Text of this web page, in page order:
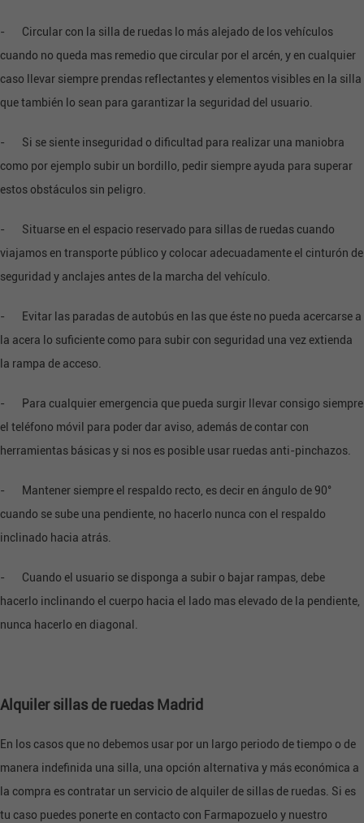
- Circular con la silla de ruedas lo más alejado de los vehículos
cuando no queda mas remedio que circular por el arcén, y en cualquier
caso llevar siempre prendas reflectantes y elementos visibles en la silla
que también lo sean para garantizar la seguridad del usuario.
- Si se siente inseguridad o dificultad para realizar una maniobra
como por ejemplo subir un bordillo, pedir siempre ayuda para superar
estos obstáculos sin peligro.
- Situarse en el espacio reservado para sillas de ruedas cuando
viajamos en transporte público y colocar adecuadamente el cinturón de
seguridad y anclajes antes de la marcha del vehículo.
- Evitar las paradas de autobús en las que éste no pueda acercarse a
la acera lo suficiente como para subir con seguridad una vez extienda
la rampa de acceso.
- Para cualquier emergencia que pueda surgir llevar consigo siempre
el teléfono móvil para poder dar aviso, además de contar con
herramientas básicas y si nos es posible usar ruedas anti-pinchazos.
- Mantener siempre el respaldo recto, es decir en ángulo de 90°
cuando se sube una pendiente, no hacerlo nunca con el respaldo
inclinado hacia atrás.
- Cuando el usuario se disponga a subir o bajar rampas, debe
hacerlo inclinando el cuerpo hacia el lado mas elevado de la pendiente,
nunca hacerlo en diagonal.
Alquiler sillas de ruedas Madrid
En los casos que no debemos usar por un largo periodo de tiempo o de
manera indefinida una silla, una opción alternativa y más económica a
la compra es contratar un servicio de alquiler de sillas de ruedas. Si es
tu caso puedes ponerte en contacto con Farmapozuelo y nuestro